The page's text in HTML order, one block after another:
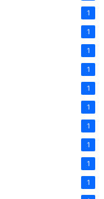
1
1
1
1
1
1
1
1
1
1